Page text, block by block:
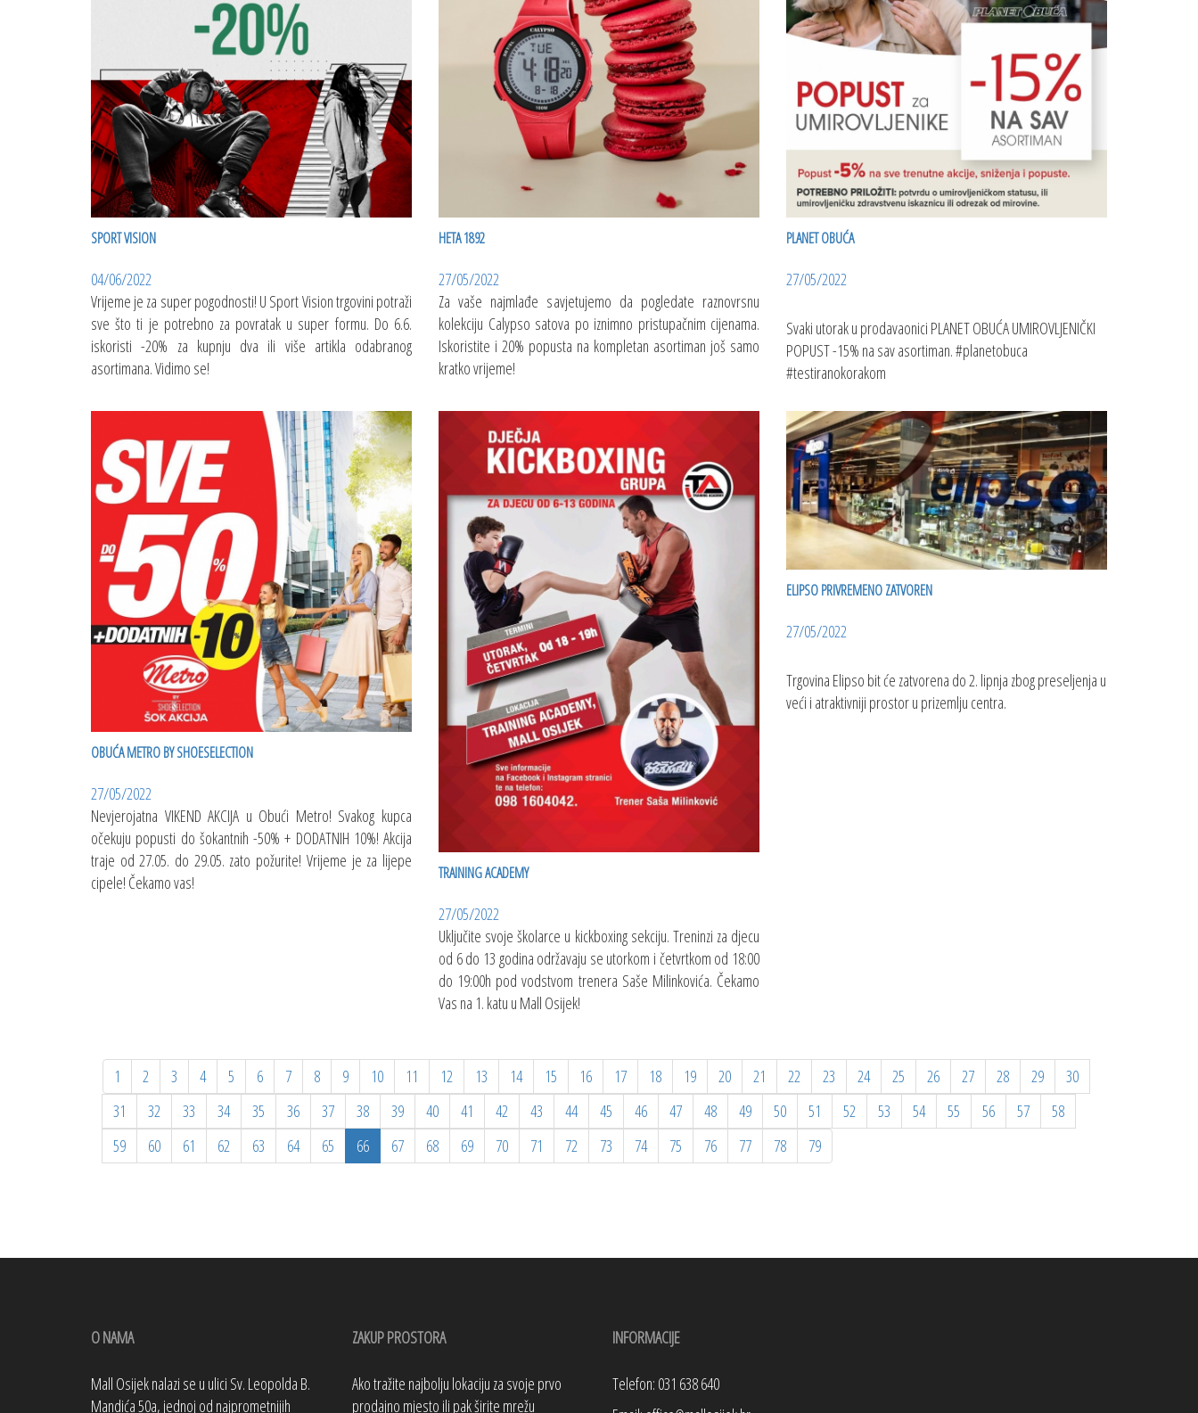
SPORT VISION
04/06/2022
Vrijeme je za super pogodnosti! U Sport Vision trgovini potraži
sve što ti je potrebno za povratak u super formu. Do 6.6.
iskoristi -20% za kupnju dva ili više artikla odabranog
asortimana. Vidimo se!
HETA 1892
27/05/2022
Za vaše najmlađe savjetujemo da pogledate raznovrsnu
kolekciju Calypso satova po iznimno pristupačnim cijenama.
Iskoristite i 20% popusta na kompletan asortiman još samo
kratko vrijeme!
PLANET OBUĆA
27/05/2022
Svaki utorak u prodavaonici PLANET OBUĆA UMIROVLJENIČKI
POPUST -15% na sav asortiman. #planetobuca
#testiranokorakom
OBUĆA METRO BY SHOESELECTION
27/05/2022
Nevjerojatna VIKEND AKCIJA u Obući Metro! Svakog kupca
očekuju popusti do šokantnih -50% + DODATNIH 10%! Akcija
traje od 27.05. do 29.05. zato požurite! Vrijeme je za lijepe
cipele! Čekamo vas!
TRAINING ACADEMY
27/05/2022
Uključite svoje školarce u kickboxing sekciju. Treninzi za djecu
od 6 do 13 godina održavaju se utorkom i četvrtkom od 18:00
do 19:00h pod vodstvom trenera Saše Milinkovića. Čekamo
Vas na 1. katu u Mall Osijek!
ELIPSO PRIVREMENO ZATVOREN
27/05/2022
Trgovina Elipso bit će zatvorena do 2. lipnja zbog preseljenja u
veći i atraktivniji prostor u prizemlju centra.
1 2 3 4 5 6 7 8 9 10 11 12 13 14 15 16 17 18 19 20 21 22 23 24 25 26 27 28 29
30
31
32 33 34 35 36 37 38 39 40 41 42 43 44 45 46 47 48 49 50 51 52 53 54 55 56 57
58
59
60 61 62 63 64 65 66 67 68 69 70 71 72 73 74 75 76 77 78 79
O NAMA
Mall Osijek nalazi se u ulici Sv. Leopolda B.
Mandića 50a, jednoj od najprometnijih
ZAKUP PROSTORA
Ako tražite najbolju lokaciju za svoje prvo
prodajno mjesto ili pak širite mrežu
INFORMACIJE
Telefon: 031 638 640